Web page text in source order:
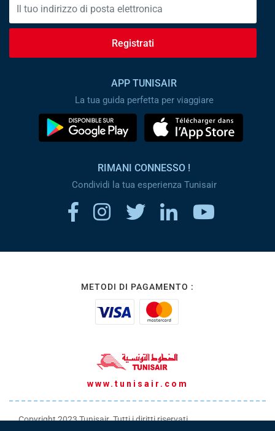
Registrati
APP TUNISAIR
La tua guida perfetta per viaggiare
RIMANI CONNESSO !
Condividi la tua esperienza Tunisair
METODI DI PAGAMENTO :
www.tunisair.com
Copyright 2023 Tunisair. Tutti i diritti riservati